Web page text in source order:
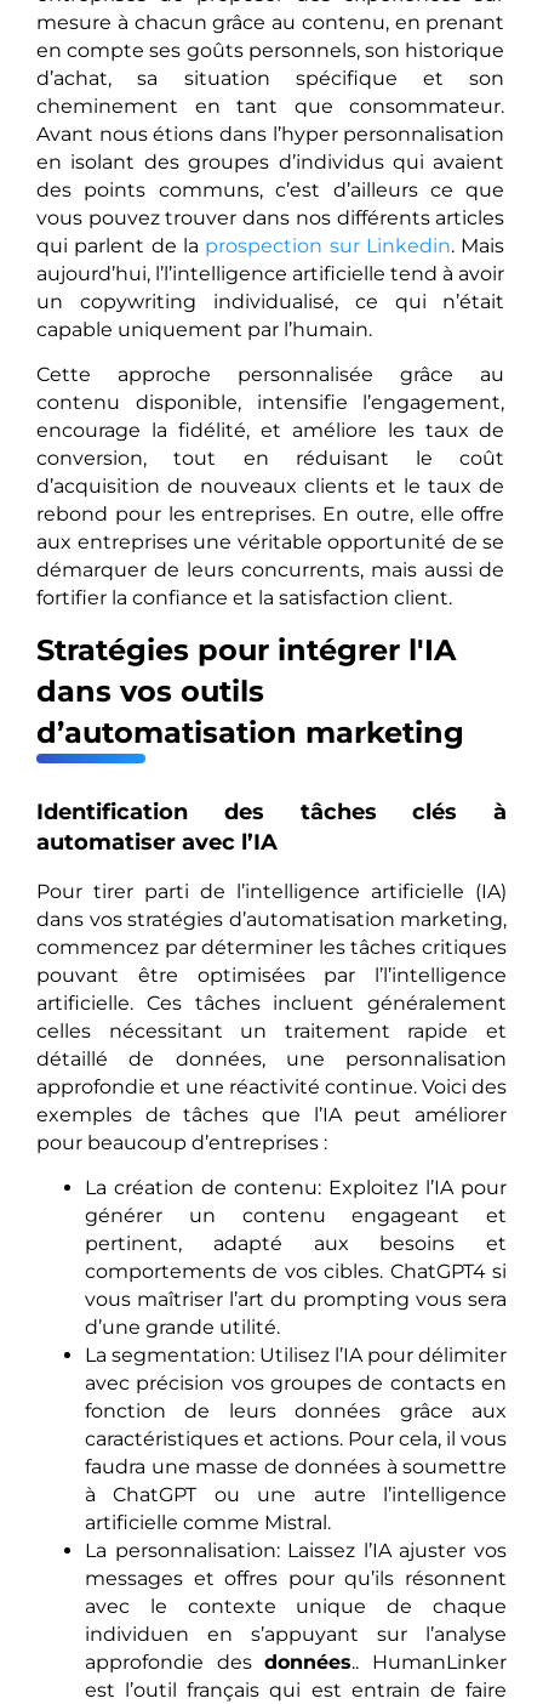
mesure à chacun grâce au contenu, en prenant
en compte ses goûts personnels, son historique
d’achat, sa situation spécifique et son
cheminement en tant que consommateur.
Avant nous étions dans l’hyper personnalisation
en isolant des groupes d’individus qui avaient
des points communs, c’est d’ailleurs ce que
vous pouvez trouver dans nos différents articles
qui parlent de la prospection sur Linkedin. Mais
aujourd’hui, l’l’intelligence artificielle tend à avoir
un copywriting individualisé, ce qui n’était
capable uniquement par l’humain.
Cette approche personnalisée grâce au
contenu disponible, intensifie l’engagement,
encourage la fidélité, et améliore les taux de
conversion, tout en réduisant le coût
d’acquisition de nouveaux clients et le taux de
rebond pour les entreprises. En outre, elle offre
aux entreprises une véritable opportunité de se
démarquer de leurs concurrents, mais aussi de
fortifier la confiance et la satisfaction client.
Stratégies pour intégrer l'IA
dans vos outils
d’automatisation marketing
Identification des tâches clés à
automatiser avec l’IA
Pour tirer parti de l’intelligence artificielle (IA)
dans vos stratégies d’automatisation marketing,
commencez par déterminer les tâches critiques
pouvant être optimisées par l’l’intelligence
artificielle. Ces tâches incluent généralement
celles nécessitant un traitement rapide et
détaillé de données, une personnalisation
approfondie et une réactivité continue. Voici des
exemples de tâches que l’IA peut améliorer
pour beaucoup d’entreprises :
La création de contenu: Exploitez l’IA pour
générer un contenu engageant et
pertinent, adapté aux besoins et
comportements de vos cibles. ChatGPT4 si
vous maîtriser l’art du prompting vous sera
d’une grande utilité.
La segmentation: Utilisez l’IA pour délimiter
avec précision vos groupes de contacts en
fonction de leurs données grâce aux
caractéristiques et actions. Pour cela, il vous
faudra une masse de données à soumettre
à ChatGPT ou une autre l’intelligence
artificielle comme Mistral.
La personnalisation: Laissez l’IA ajuster vos
messages et offres pour qu’ils résonnent
avec le contexte unique de chaque
individuen en s’appuyant sur l’analyse
approfondie desdonnées.. HumanLinker
est l’outil français qui est entrain de faire